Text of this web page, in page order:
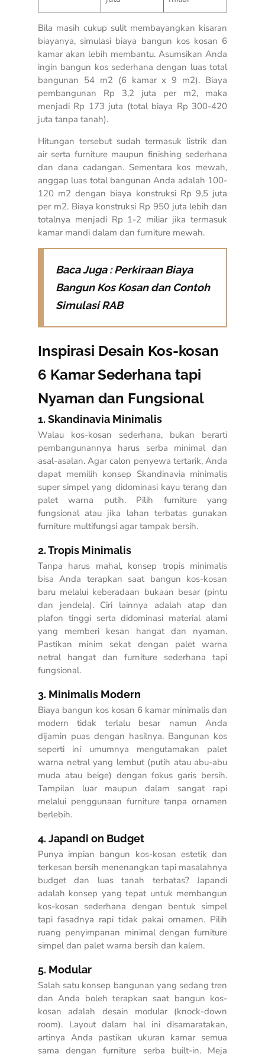
Bila masih cukup sulit membayangkan kisaran
biayanya, simulasi biaya bangun kos kosan 6
kamar akan lebih membantu. Asumsikan Anda
ingin bangun kos sederhana dengan luas total
bangunan 54 m2 (6 kamar x 9 m2). Biaya
pembangunan Rp 3,2 juta per m2, maka
menjadi Rp 173 juta (total biaya Rp 300-420
juta tanpa tanah).
Hitungan tersebut sudah termasuk listrik dan
air serta furniture maupun finishing sederhana
dan dana cadangan. Sementara kos mewah,
anggap luas total bangunan Anda adalah 100-
120 m2 dengan biaya konstruksi Rp 9,5 juta
per m2. Biaya konstruksi Rp 950 juta lebih dan
totalnya menjadi Rp 1-2 miliar jika termasuk
kamar mandi dalam dan furniture mewah.
Baca Juga :Perkiraan Biaya
Bangun Kos Kosan dan Contoh
Simulasi RAB
Inspirasi Desain Kos-kosan
6 Kamar Sederhana tapi
Nyaman dan Fungsional
1. Skandinavia Minimalis
Walau kos-kosan sederhana, bukan berarti
pembangunannya harus serba minimal dan
asal-asalan. Agar calon penyewa tertarik, Anda
dapat memilih konsep Skandinavia minimalis
super simpel yang didominasi kayu terang dan
palet warna putih. Pilih furniture yang
fungsional atau jika lahan terbatas gunakan
furniture multifungsi agar tampak bersih.
2. Tropis Minimalis
Tanpa harus mahal, konsep tropis minimalis
bisa Anda terapkan saat bangun kos-kosan
baru melalui keberadaan bukaan besar (pintu
dan jendela). Ciri lainnya adalah atap dan
plafon tinggi serta didominasi material alami
yang memberi kesan hangat dan nyaman.
Pastikan minim sekat dengan palet warna
netral hangat dan furniture sederhana tapi
fungsional.
3. Minimalis Modern
Biaya bangun kos kosan 6 kamar minimalis dan
modern tidak terlalu besar namun Anda
dijamin puas dengan hasilnya. Bangunan kos
seperti ini umumnya mengutamakan palet
warna netral yang lembut (putih atau abu-abu
muda atau beige) dengan fokus garis bersih.
Tampilan luar maupun dalam sangat rapi
melalui penggunaan furniture tanpa ornamen
berlebih.
4. Japandi on Budget
Punya impian bangun kos-kosan estetik dan
terkesan bersih menenangkan tapi masalahnya
budget dan luas tanah terbatas? Japandi
adalah konsep yang tepat untuk membangun
kos-kosan sederhana dengan bentuk simpel
tapi fasadnya rapi tidak pakai ornamen. Pilih
ruang penyimpanan minimal dengan furniture
simpel dan palet warna bersih dan kalem.
5. Modular
Salah satu konsep bangunan yang sedang tren
dan Anda boleh terapkan saat bangun kos-
kosan adalah desain modular (knock-down
room). Layout dalam hal ini disamaratakan,
artinya Anda pastikan ukuran kamar semua
sama dengan furniture serba built-in. Meja